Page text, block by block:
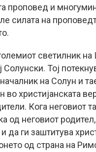
проповед и
силата на
светилник на
Тој
на Солун и
христијанската
Кога неговиот
од неговиот
да ги заштитува
од страна на